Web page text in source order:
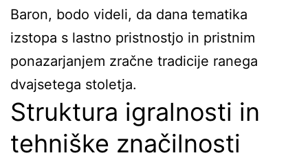
Baron, bodo videli, da dana tematika
izstopa s lastno pristnostjo in pristnim
ponazarjanjem zračne tradicije ranega
dvajsetega stoletja.
Struktura igralnosti in
tehniške značilnosti